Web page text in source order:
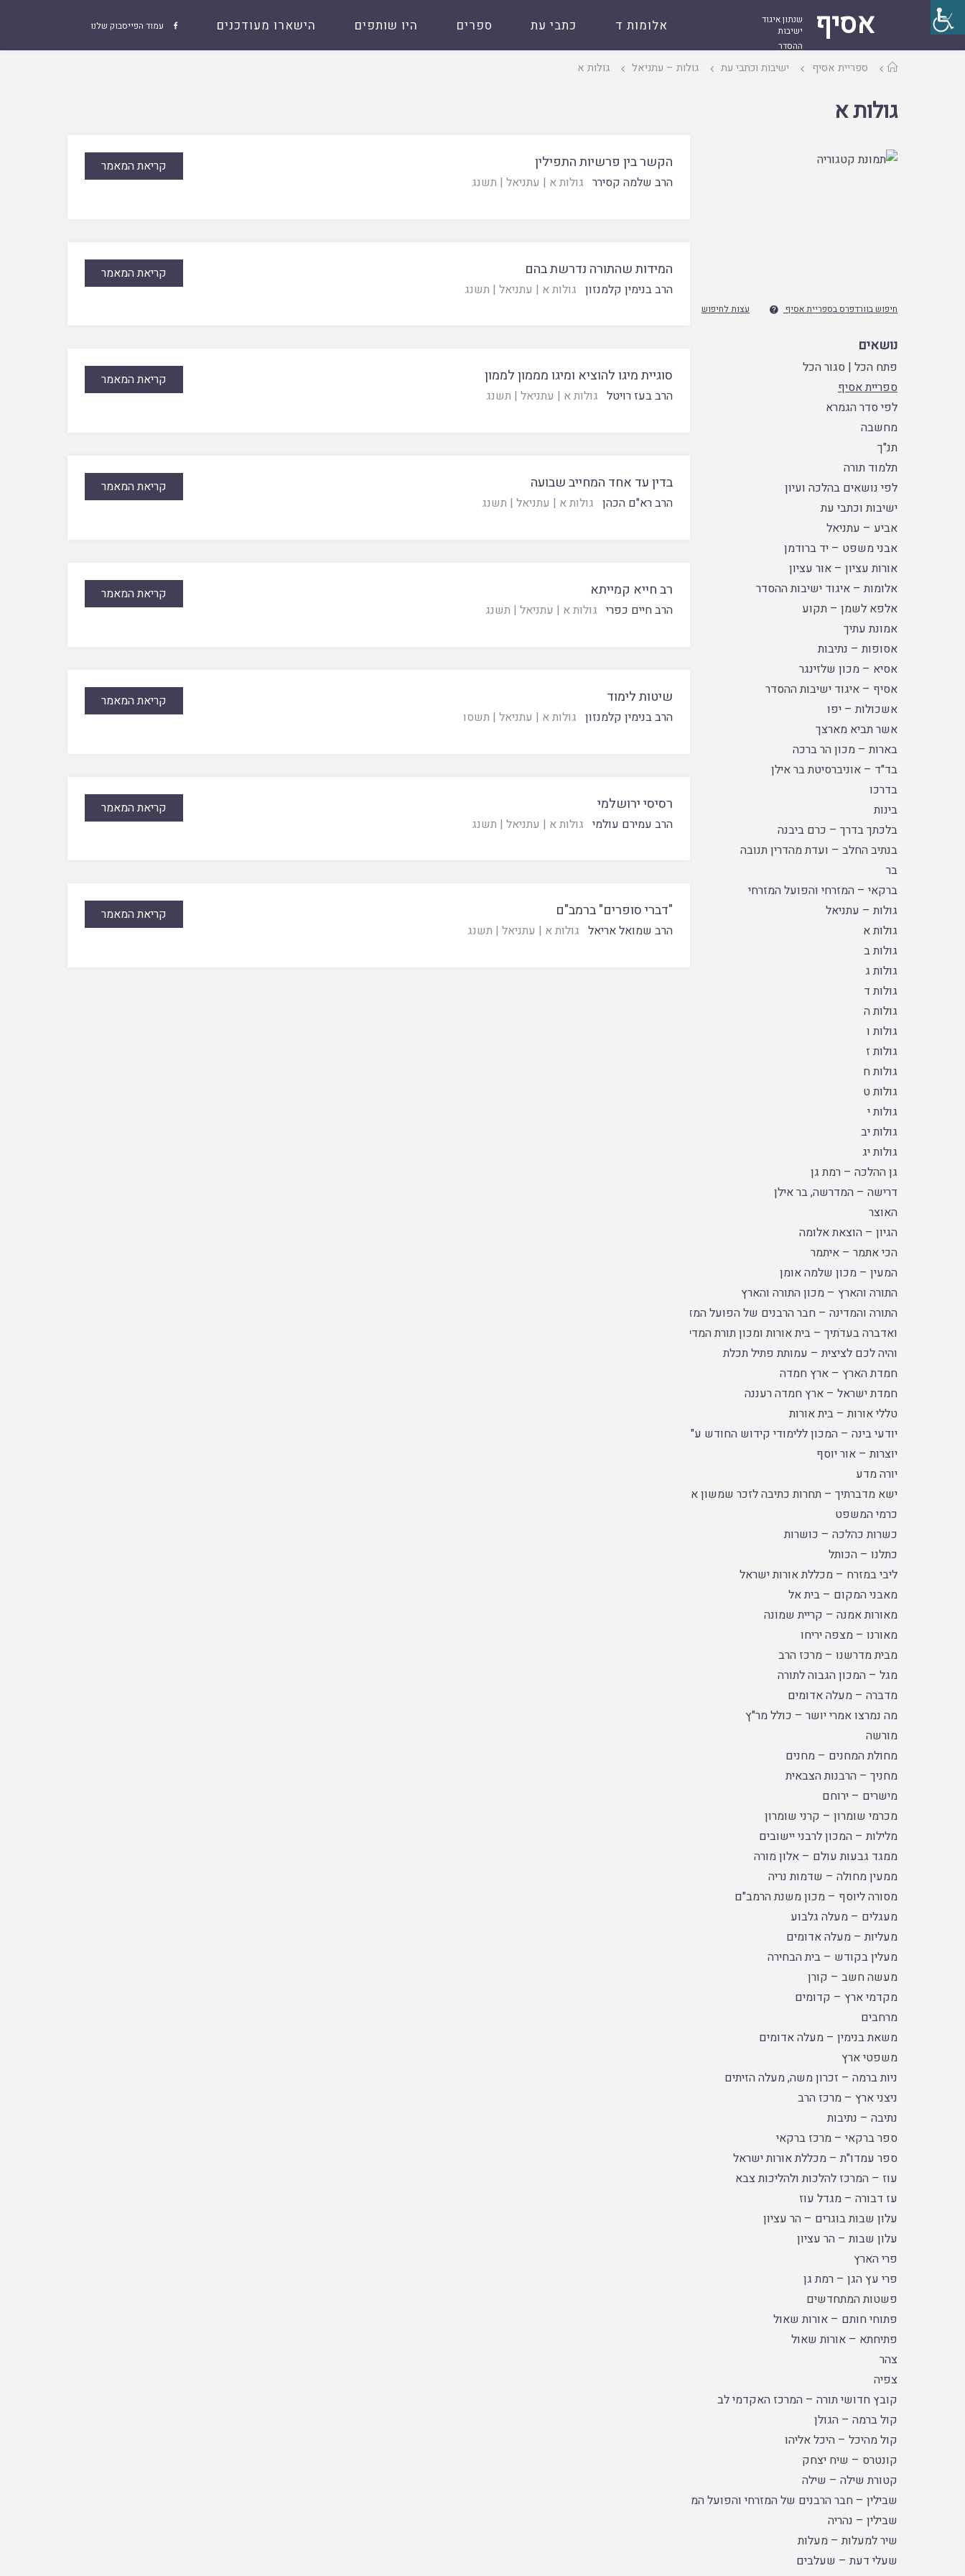
אסיף
שנתון איגוד
ישיבות
ההסדר
 עמוד הפייסבוק שלנו אלומות ד כתבי עת ספרים היו שותפים הישארו מעודכנים
עמודספריית אסיף ישיבות וכתבי עת גולות – עתניאל גולות א
גולות א
חיפוש בוורדפרס בספריית אסיף  עצות לחיפוש
נושאים
פתח הכל |סגור הכל
ספריית אסיף
לפי סדר הגמרא
מחשבה
תנ"ך
תלמוד תורה
לפי נושאים בהלכה ועיון
ישיבות וכתבי עת
אביע – עתניאל
אבני משפט – יד ברודמן
אורות עציון – אור עציון
אלומות – איגוד ישיבות ההסדר
אלפא לשמן – תקוע
אמונת עתיך
אסופות – נתיבות
אסיא – מכון שלזינגר
אסיף – איגוד ישיבות ההסדר
אשכולות – יפו
אשר תביא מארצך
בארות – מכון הר ברכה
בד"ד – אוניברסיטת בר אילן
בדרכו
בינות
בלכתך בדרך – כרם ביבנה
בנתיב החלב – ועדת מהדרין תנובה
בר
ברקאי – המזרחי והפועל המזרחי
גולות – עתניאל
גולות א
גולות ב
גולות ג
גולות ד
גולות ה
גולות ו
גולות ז
גולות ח
גולות ט
גולות י
גולות יב
גולות יג
גן ההלכה – רמת גן
דרישה – המדרשה, בר אילן
האוצר
הגיון – הוצאת אלומה
הכי אתמר – איתמר
המעין – מכון שלמה אומן
התורה והארץ – מכון התורה והארץ
התורה והמדינה – חבר הרבנים של הפועל המזרחי
ואדברה בעדֹתיך – בית אורות ומכון תורת המדינה
והיה לכם לציצית – עמותת פתיל תכלת
חמדת הארץ – ארץ חמדה
חמדת ישראל – ארץ חמדה רעננה
טללי אורות – בית אורות
יודעי בינה – המכון ללימודי קידוש החודש ע"ש דרייזין
יוצרות – אור יוסף
יורה מדע
ישא מדברתיך – תחרות כתיבה לזכר שמשון אברהם יונגסטר
כרמי המשפט
כשרות כהלכה – כושרות
כתלנו – הכותל
ליבי במזרח – מכללת אורות ישראל
מאבני המקום – בית אל
מאורות אמנה – קריית שמונה
מאורנו – מצפה יריחו
מבית מדרשנו – מרכז הרב
מגל – המכון הגבוה לתורה
מדברה – מעלה אדומים
מה נמרצו אמרי יושר – כולל מר"ץ
מורשה
מחולת המחנים – מחנים
מחניך – הרבנות הצבאית
מישרים – ירוחם
מכרמי שומרון – קרני שומרון
מלילות – המכון לרבני יישובים
ממגד גבעות עולם – אלון מורה
ממעין מחולה – שדמות נריה
מסורה ליוסף – מכון משנת הרמב"ם
מעגלים – מעלה גלבוע
מעליות – מעלה אדומים
מעלין בקודש – בית הבחירה
מעשה חשב – קורן
מקדמי ארץ – קדומים
מרחבים
משאת בנימין – מעלה אדומים
משפטי ארץ
ניות ברמה – זכרון משה, מעלה הזיתים
ניצני ארץ – מרכז הרב
נתיבה – נתיבות
ספר ברקאי – מרכז ברקאי
ספר עמדו"ת – מכללת אורות ישראל
עוז – המרכז להלכות ולהליכות צבא
עז דבורה – מגדל עוז
עלון שבות בוגרים – הר עציון
עלון שבות – הר עציון
פרי הארץ
פרי עץ הגן – רמת גן
פשטות המתחדשים
פתוחי חותם – אורות שאול
פתיחתא – אורות שאול
צהר
צפיה
קובץ חדושי תורה – המרכז האקדמי לב
קול ברמה – הגולן
קול מהיכל – היכל אליהו
קונטרס – שיח יצחק
קטורת שילה – שילה
שבילין – חבר הרבנים של המזרחי והפועל המזרחי
שבילין – נהריה
שיר למעלות – מעלות
שעלי דעת – שעלבים
הקשר בין פרשיות התפילין
הרב שלמה קסירר גולות א | עתניאל | תשנג
קריאת המאמר
המידות שהתורה נדרשת בהם
הרב בנימין קלמנזון גולות א | עתניאל | תשנג
קריאת המאמר
סוגיית מיגו להוציא ומיגו מממון לממון
הרב בעז רויטל גולות א | עתניאל | תשנג
קריאת המאמר
בדין עד אחד המחייב שבועה
הרב רא"ם הכהן גולות א | עתניאל | תשנג
קריאת המאמר
רב חייא קמייתא
הרב חיים כפרי גולות א | עתניאל | תשנג
קריאת המאמר
שיטות לימוד
הרב בנימין קלמנזון גולות א | עתניאל | תשסו
קריאת המאמר
רסיסי ירושלמי
הרב עמירם עולמי גולות א | עתניאל | תשנג
קריאת המאמר
"דברי סופרים" ברמב"ם
הרב שמואל אריאל גולות א | עתניאל | תשנג
קריאת המאמר